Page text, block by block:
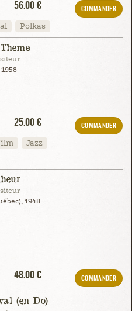
56.00 €
COMMANDER
Polkas
25.00 €
COMMANDER
Jazz
1948
48.00 €
COMMANDER
(en Do)